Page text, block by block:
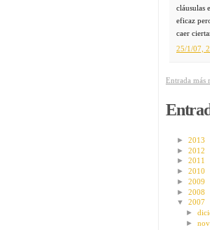
cláusulas
eficaz
caer
25/1/07,
Entrada más
► 2013
► 2012
► 2011
► 2010
► 2009
► 2008
▼ 2007
►
►